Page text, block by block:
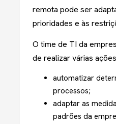
remota pode ser
prioridades e às
O time de TI da
de realizar várias
automatizar
processos;
adaptar as
padrões da